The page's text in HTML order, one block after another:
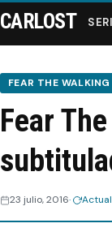
Series
Streaming
CARLOST
FEAR THE WALKING
Fear
23 julio, 2016